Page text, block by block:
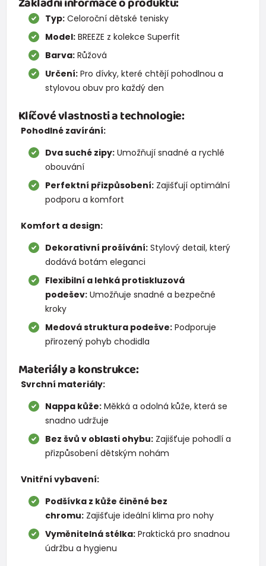
Typ: Celoroční dětské tenisky
Model: BREEZE z kolekce Superfit
Barva: Růžová
Určení: Pro dívky, které chtějí pohodlnou a
stylovou obuv pro každý den
Klíčové vlastnosti a technologie:
Pohodlné zavírání:
Dva suché zipy: Umožňují snadné a rychlé
obouvání
Perfektní přizpůsobení: Zajišťují optimální
podporu a komfort
Komfort a design:
Dekorativní prošívání: Stylový detail, který
dodává botám eleganci
Flexibilní a lehká protiskluzová
podešev: Umožňuje snadné a bezpečné
kroky
Medová struktura podešve: Podporuje
přirozený pohyb chodidla
Materiály a konstrukce:
Svrchní materiály:
Nappa kůže: Měkká a odolná kůže, která se
snadno udržuje
Bez švů v oblasti ohybu: Zajišťuje pohodlí a
přizpůsobení dětským nohám
Vnitřní vybavení:
Podšívka z kůže činěné bez
chromu: Zajišťuje ideální klima pro nohy
Vyměnitelná stélka: Praktická pro snadnou
údržbu a hygienu